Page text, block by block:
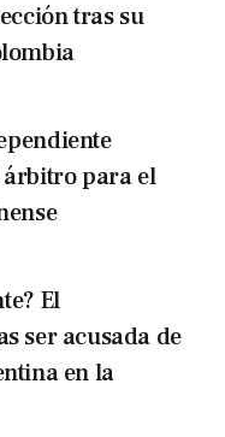
tras su
para el
El
ser acusada de
en la